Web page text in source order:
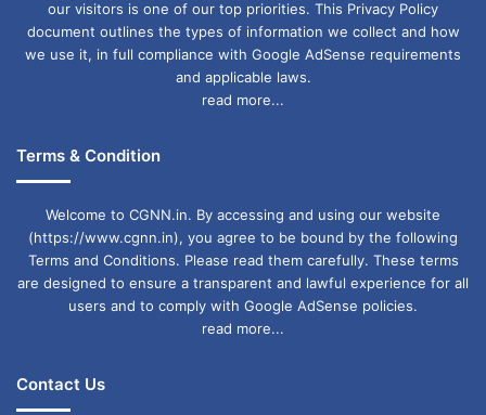
our visitors is one of our top priorities. This Privacy Policy
document outlines the types of information we collect and how
we use it, in full compliance with Google AdSense requirements
and applicable laws.
read more...
Terms & Condition
Welcome to CGNN.in. By accessing and using our website
(https://www.cgnn.in), you agree to be bound by the following
Terms and Conditions. Please read them carefully. These terms
are designed to ensure a transparent and lawful experience for all
users and to comply with Google AdSense policies.
read more...
Contact Us